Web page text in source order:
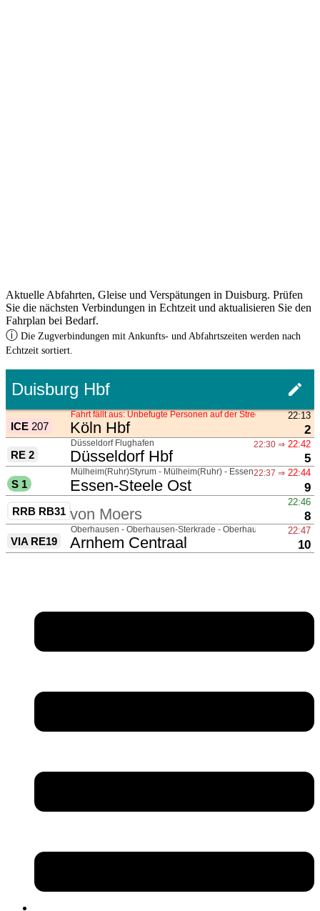
Aktuelle Abfahrten, Gleise und Verspätungen in Duisburg. Prüfen
Sie die nächsten Verbindungen in Echtzeit und aktualisieren Sie den
Fahrplan bei Bedarf.
ⓘ Die Zugverbindungen mit Ankunfts- und Abfahrtszeiten werden nach
Echtzeit sortiert.